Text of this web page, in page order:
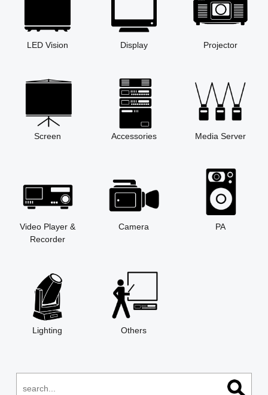
LED Vision Display Projector
Screen Accessories Media Server
Video Player &
Recorder
Camera PA
Lighting Others